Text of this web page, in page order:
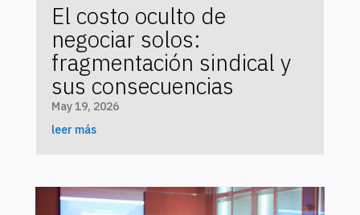
El costo oculto de
negociar solos:
fragmentación sindical y
sus consecuencias
May 19, 2026
leer más